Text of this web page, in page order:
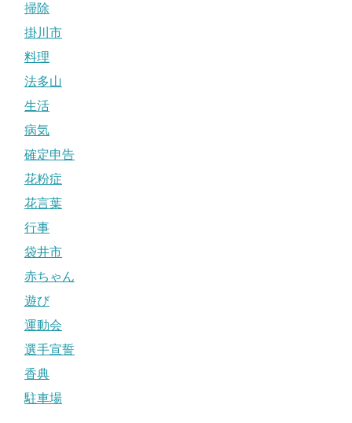
掃除
掛川市
料理
法多山
生活
病気
確定申告
花粉症
花言葉
行事
袋井市
赤ちゃん
遊び
運動会
選手宣誓
香典
駐車場